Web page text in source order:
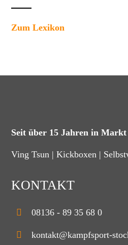
Zum Lexikon
Seit über 15 Jahren in
Ving Tsun | Kickboxen |
KONTAKT
08136 - 89 35 68 0
kontakt@kampfsport-